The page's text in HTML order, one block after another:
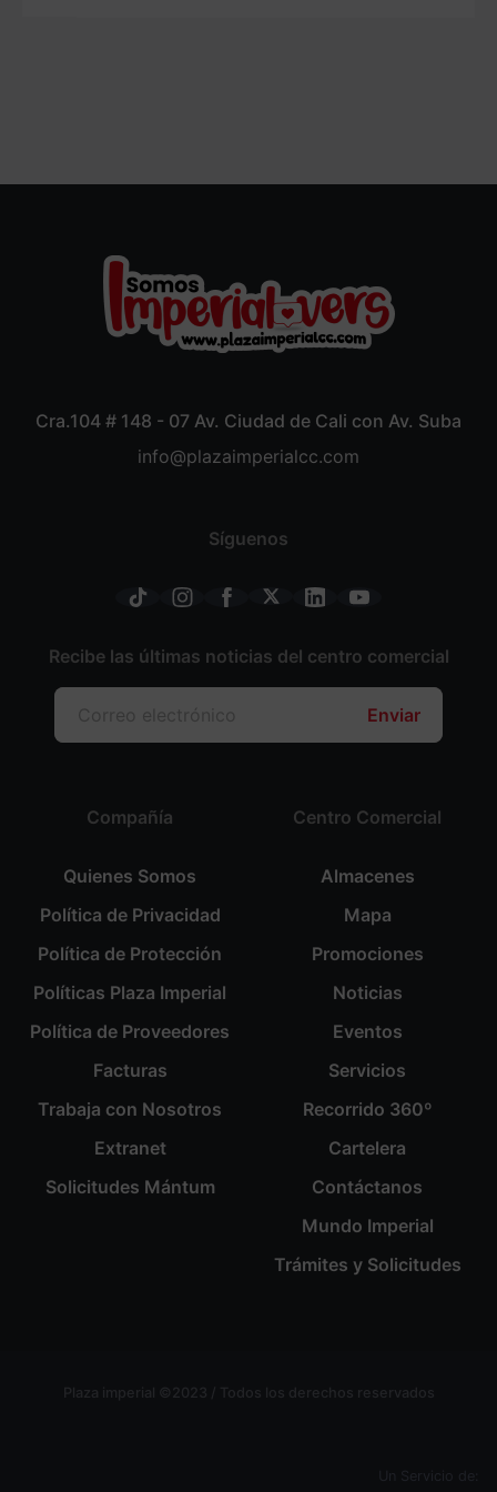
Cra.104 # 148 - 07 Av. Ciudad de Cali con Av. Suba
info@plazaimperialcc.com
Compañía
Quienes Somos
Política de Privacidad
Política de Protección
Políticas Plaza Imperial
Política de Proveedores
Facturas
Trabaja con Nosotros
Extranet
Solicitudes Mántum
Centro Comercial
Almacenes
Mapa
Promociones
Noticias
Eventos
Servicios
Recorrido 360º
Cartelera
Contáctanos
Mundo Imperial
Trámites y Solicitudes
Síguenos
Recibe las últimas noticias del centro comercial
Enviar
Plaza imperial ©2023 / Todos los derechos reservados
Un Servicio de: